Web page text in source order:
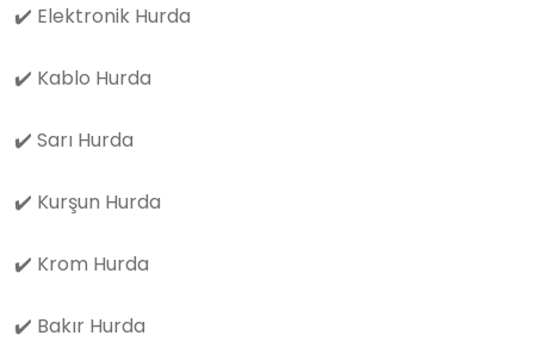
✔️ Elektronik Hurda
✔️ Kablo Hurda
✔️ Sarı Hurda
✔️ Kurşun Hurda
✔️ Krom Hurda
✔️ Bakır Hurda